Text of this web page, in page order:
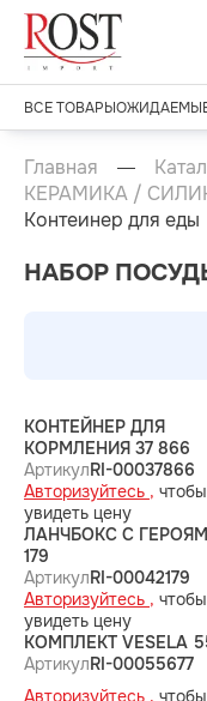
ВСЕ ТОВАРЫ
Главная
КЕРАМИКА /
Контеинер для еды
НАБОР
КОНТЕЙНЕР ДЛЯ
КОРМЛЕНИЯ 37 866
АртикулRI-00037866
Авторизуйтесь , чтобы
увидеть цену
ЛАНЧБОКС С
179
АртикулRI-00042179
Авторизуйтесь , чтобы
увидеть цену
КОМПЛЕКТ VESELA
АртикулRI-00055677
Авторизуйтесь , чтобы